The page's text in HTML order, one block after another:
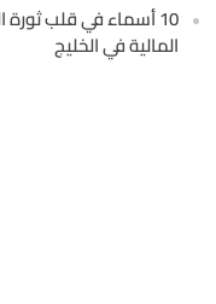
10 أسماء في قلب ثورة
المالية في الخليج